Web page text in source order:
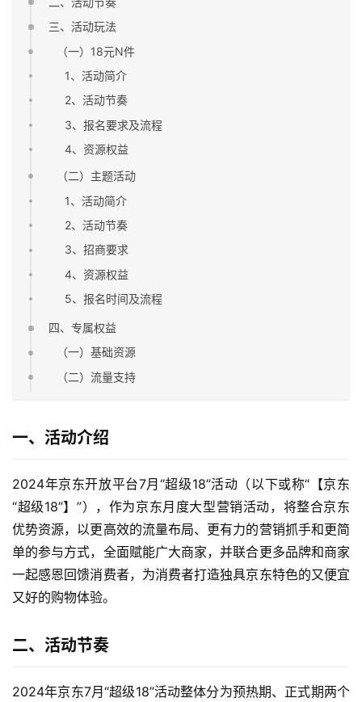
三、活动玩法
（一）18元N件
1、活动简介
2、活动节奏
3、报名要求及流程
4、资源权益
（二）主题活动
1、活动简介
2、活动节奏
3、招商要求
4、资源权益
5、报名时间及流程
四、专属权益
（一）基础资源
（二）流量支持
一、活动介绍
2024年京东开放平台7月“超级18”活动（以下或称“【京东
“超级18”】”），作为京东月度大型营销活动，将整合京东
优势资源，以更高效的流量布局、更有力的营销抓手和更简
单的参与方式，全面赋能广大商家，并联合更多品牌和商家
一起感恩回馈消费者，为消费者打造独具京东特色的又便宜
又好的购物体验。
二、活动节奏
2024年京东7月“超级18”活动整体分为预热期、正式期两个